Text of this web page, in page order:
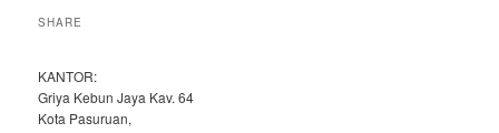
rSHARE
KANTOR:
Griya Kebun Jaya Kav. 64
Kota Pasuruan,